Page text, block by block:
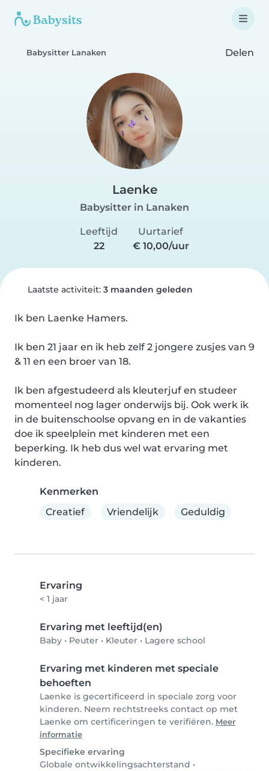
Babysitter Lanaken Delen
Laenke
Babysitter in Lanaken
Leeftijd
22
Uurtarief
€ 10,00/uur
Laatste activiteit: 3 maanden geleden
Ik ben Laenke Hamers.
Ik ben 21 jaar en ik heb zelf 2 jongere zusjes van 9
& 11 en een broer van 18.
Ik ben afgestudeerd als kleuterjuf en studeer
momenteel nog lager onderwijs bij. Ook werk ik
in de buitenschoolse opvang en in de vakanties
doe ik speelplein met kinderen met een
beperking. Ik heb dus wel wat ervaring met
kinderen.
Kenmerken
Creatief
Vriendelijk Geduldig
Ervaring
< 1 jaar
Ervaring met leeftijd(en)
Baby • Peuter • Kleuter • Lagere school
Ervaring met kinderen met speciale
behoeften
Laenke is gecertificeerd in speciale zorg voor
kinderen. Neem rechtstreeks contact op met
Laenke om certificeringen te verifiëren. Meer
informatie
Specifieke ervaring
Globale ontwikkelingsachterstand •